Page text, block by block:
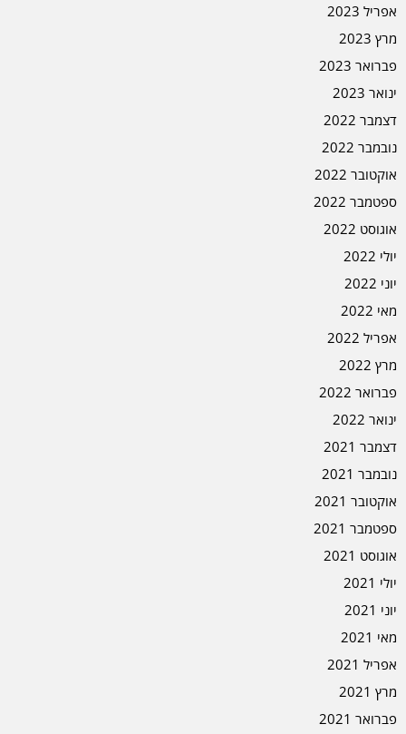
אפריל 2023
מרץ 2023
פברואר 2023
ינואר 2023
דצמבר 2022
נובמבר 2022
אוקטובר 2022
ספטמבר 2022
אוגוסט 2022
יולי 2022
יוני 2022
מאי 2022
אפריל 2022
מרץ 2022
פברואר 2022
ינואר 2022
דצמבר 2021
נובמבר 2021
אוקטובר 2021
ספטמבר 2021
אוגוסט 2021
יולי 2021
יוני 2021
מאי 2021
אפריל 2021
מרץ 2021
פברואר 2021